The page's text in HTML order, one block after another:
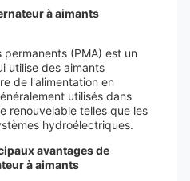
à aimants
(PMA) est un
utilise des aimants
de l'alimentation en
utilisés dans
renouvelable telles que les
hydroélectriques.
avantages de
à aimants